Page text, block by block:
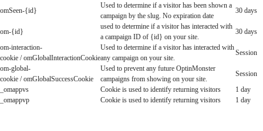
omSeen-{id}
Used to determine if a visitor has been shown a
campaign by the slug. No expiration date
30 days
om-{id}
used to determine if a visitor has interacted with
a campaign ID of {id} on your site.
30 days
om-interaction-
cookie / omGlobalInteractionCookie
Used to determine if a visitor has interacted with
any campaign on your site.
Session
om-global-
cookie / omGlobalSuccessCookie
Used to prevent any future OptinMonster
campaigns from showing on your site.
Session
_omappvs
Cookie is used to identify returning visitors
1 day
_omappvp
Cookie is used to identify returning visitors 1 day